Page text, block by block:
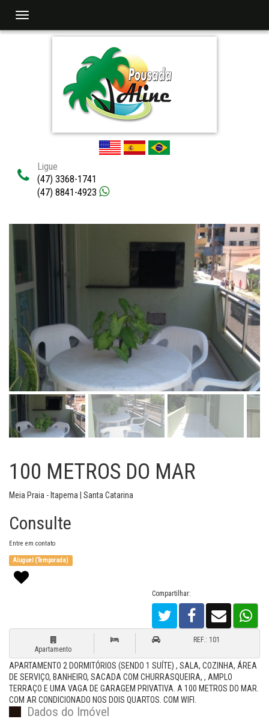
Navegaçåo
Ligue
(47) 3368-1741
(47) 8841-4923
100 METROS DO MAR
Meia Praia - Itapema | Santa Catarina
Consulte
Entre em contato
Aluguel (Temporada)
Compartilhar:
Apartamento
REF.: 101
APARTAMENTO 2 DORMITÓRIOS (SENDO 1 SUÍTE) , SALA, COZINHA, ÁREA
DE SERVIÇO, BANHEIRO, SACADA COM CHURRASQUEIRA, , AMPLO
TERRAÇO E UMA VAGA DE GARAGEM PRIVATIVA. A 100 METROS DO MAR.
COM AR CONDICIONADO NOS DOIS QUARTOS. COM WIFI.
Dados do Imóvel